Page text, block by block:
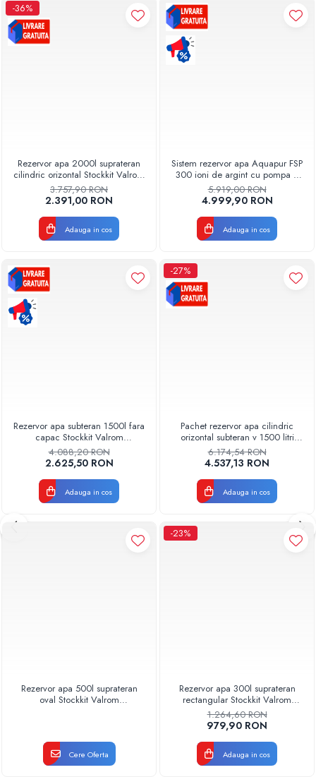
-36%
Rezervor apa 2000l suprateran
cilindric orizontal Stockkit Valrom
49012000001
3.757,90 RON
2.391,00 RON
Adauga in cos
Sistem rezervor apa Aquapur FSP
300 ioni de argint cu pompa si
filtre Aquapur Valhoh Valrom
5.919,00 RON
4.999,90 RON
Adauga in cos
Rezervor apa subteran 1500l fara
capac Stockkit Valrom
49020515000
4.088,20 RON
2.625,50 RON
Adauga in cos
-27%
Pachet rezervor apa cilindric
orizontal subteran v 1500 litri
Stockkit Valrom
6.174,54 RON
4.537,13 RON
Adauga in cos
Rezervor apa 500l suprateran
oval Stockkit Valrom
Cere Oferta
-23%
Rezervor apa 300l suprateran
rectangular Stockkit Valrom
49030300000
1.264,60 RON
979,90 RON
Adauga in cos